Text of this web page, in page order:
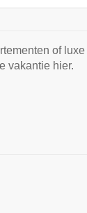
of luxe
vakantie hier.